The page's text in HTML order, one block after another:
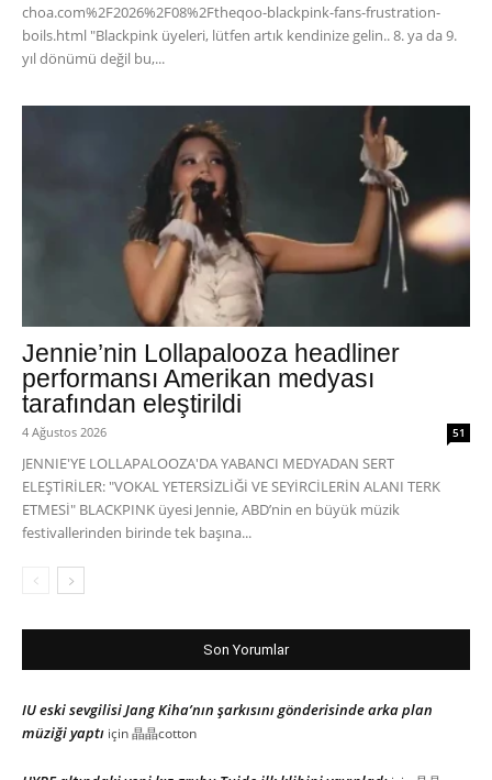
choa.com%2F2026%2F08%2Ftheqoo-blackpink-fans-frustration-
boils.html "Blackpink üyeleri, lütfen artık kendinize gelin.. 8. ya da 9.
yıl dönümü değil bu,...
Jennie’nin Lollapalooza headliner
performansı Amerikan medyası
tarafından eleştirildi
4 Ağustos 2026 51
JENNIE'YE LOLLAPALOOZA'DA YABANCI MEDYADAN SERT
ELEŞTİRİLER: "VOKAL YETERSİZLİĞİ VE SEYİRCİLERİN ALANI TERK
ETMESİ" BLACKPINK üyesi Jennie, ABD’nin en büyük müzik
festivallerinden birinde tek başına...
Son Yorumlar
IU eski sevgilisi Jang Kiha’nın şarkısını gönderisinde arka plan
müziği yaptı için晶晶cotton